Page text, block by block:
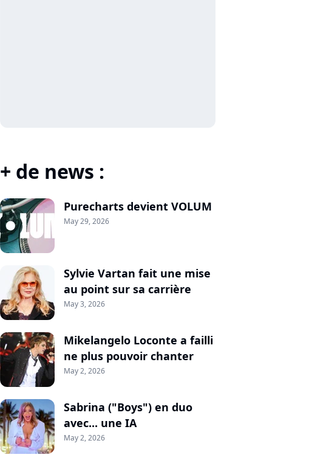
+ de news :
Purecharts devient VOLUM
May 29, 2026
Sylvie Vartan fait une mise
au point sur sa carrière
May 3, 2026
Mikelangelo Loconte a failli
ne plus pouvoir chanter
May 2, 2026
Sabrina ("Boys") en duo
avec... une IA
May 2, 2026